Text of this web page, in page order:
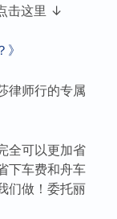
击这里 ↓
律师行的专属
全可以更加省
下车费和舟车
们做！委托丽